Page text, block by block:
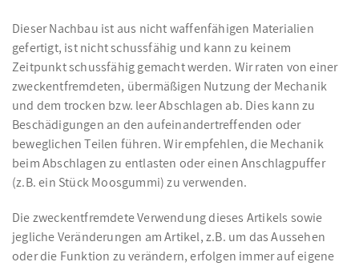
Dieser Nachbau ist aus nicht waffenfähigen Materialien
gefertigt, ist nicht schussfähig und kann zu keinem
Zeitpunkt schussfähig gemacht werden. Wir raten von einer
zweckentfremdeten, übermäßigen Nutzung der Mechanik
und dem trocken bzw. leer Abschlagen ab. Dies kann zu
Beschädigungen an den aufeinandertreffenden oder
beweglichen Teilen führen. Wir empfehlen, die Mechanik
beim Abschlagen zu entlasten oder einen Anschlagpuffer
(z.B. ein Stück Moosgummi) zu verwenden.
Die zweckentfremdete Verwendung dieses Artikels sowie
jegliche Veränderungen am Artikel, z.B. um das Aussehen
oder die Funktion zu verändern, erfolgen immer auf eigene